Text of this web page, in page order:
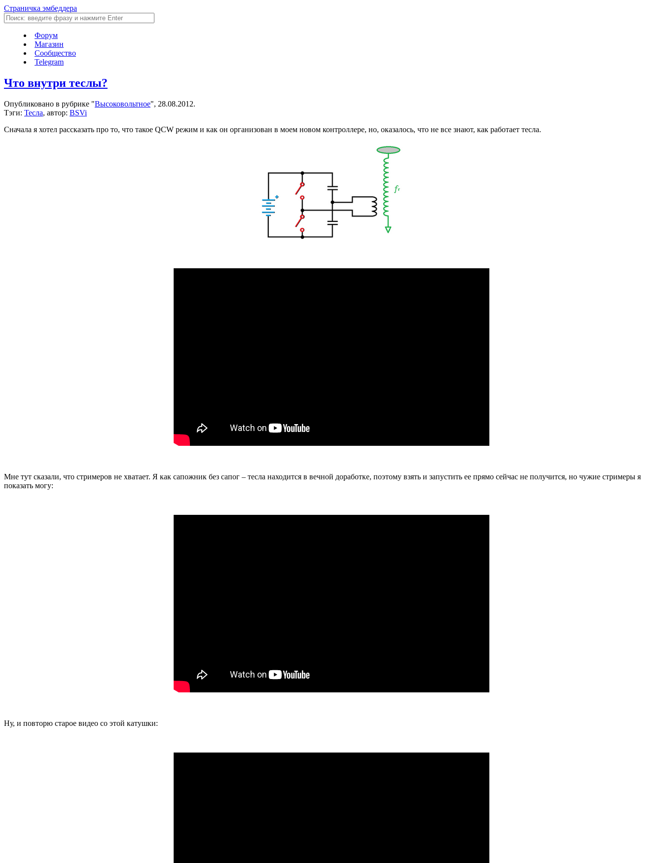
Страничка эмбеддера
Форум
Магазин
Сообщество
Telegram
Что внутри теслы?
Опубликовано в рубрике "Высоковольтное", 28.08.2012.
Тэги: Тесла, автор: BSVi
Сначала я хотел рассказать про то, что такое QCW режим и как он организован в моем новом контроллере, но, оказалось, что не все знают, как работает тесла.
Мне тут сказали, что стримеров не хватает. Я как сапожник без сапог – тесла находится в вечной доработке, поэтому взять и запустить ее прямо сейчас не получится, но чужие стримеры я
показать могу:
Ну, и повторю старое видео со этой катушки: